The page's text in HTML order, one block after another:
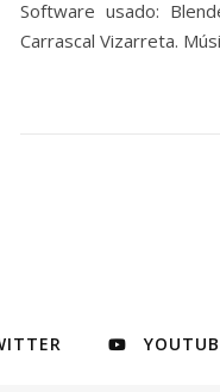
Software usado:
Carrascal Vizarreta.